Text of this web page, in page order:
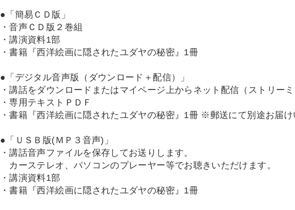
●「簡易ＣＤ版」
・音声ＣＤ版２巻組
・講演資料1部
・書籍『西洋絵画に隠されたユダヤの秘密』1冊
●「デジタル音声版（ダウンロード＋配信）」
・講話をダウンロードまたはマイページ上からネット配信（ストリー
・専用テキストＰＤＦ
・書籍『西洋絵画に隠されたユダヤの秘密』1冊 ※郵送にて別途お届け
●「ＵＳＢ版(ＭＰ３音声)」
・講話音声ファイルを保存してお送りします。
カーステレオ、パソコンのプレーヤー等でお聴きいただけます。
・講演資料1部
・書籍『西洋絵画に隠されたユダヤの秘密』1冊